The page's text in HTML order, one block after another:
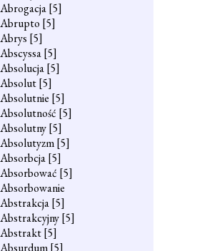
Abrogacja[5]
Abrupto [5]
Abrys [5]
Abscyssa[5]
Absolucja[5]
Absolut[5]
Absolutnie [5]
Absolutność [5]
Absolutny[5]
Absolutyzm[5]
Absorbcja[5]
Absorbować [5]
Absorbowanie
Abstrakcja[5]
Abstrakcyjny[5]
Abstrakt[5]
Absurdum[5]